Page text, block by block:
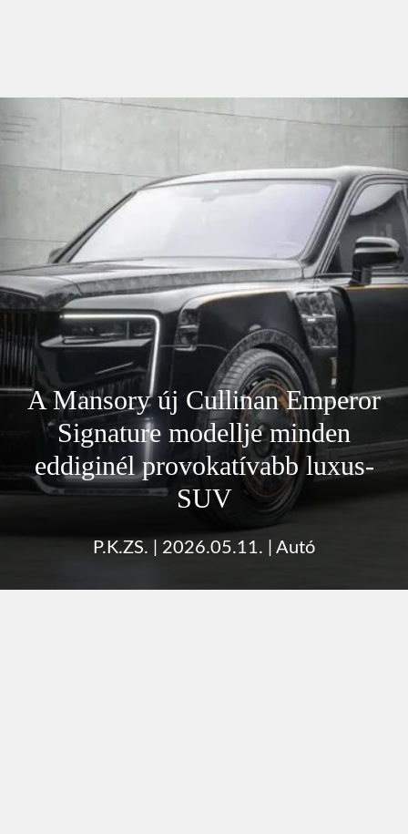
A Mansory új Cullinan Emperor
Signature modellje minden
eddiginél provokatívabb luxus-
SUV
P.K.ZS. 2026.05.11. Autó